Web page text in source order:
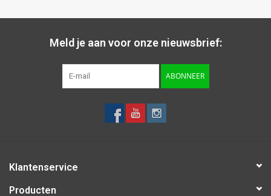
Meld je aan voor onze nieuwsbrief:
ABONNEER
Klantenservice
Producten